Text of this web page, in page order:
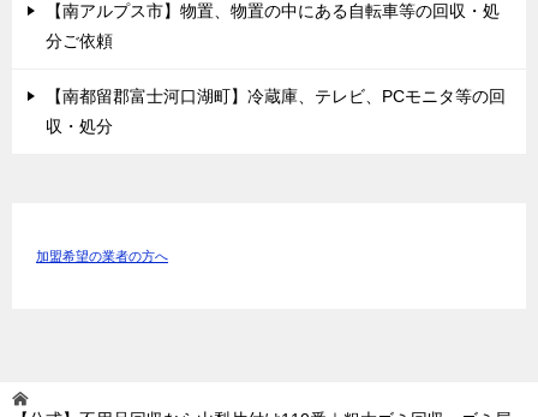
【南アルプス市】物置、物置の中にある自転車等の回収・処
分ご依頼
【南都留郡富士河口湖町】冷蔵庫、テレビ、PCモニタ等の回
収・処分
加盟希望の業者の方へ